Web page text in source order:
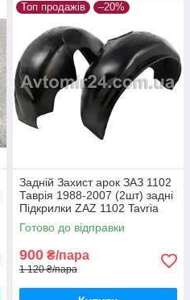
Топ продажів –20%
Задній Захист арок ЗАЗ 1102
Таврія 1988-2007 (2шт) задні
Підкрилки ZAZ 1102 Tavria
пара задніх
Готово до відправки
900 ₴/пара
1 120 ₴/пара